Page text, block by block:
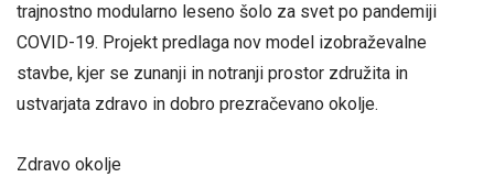
trajnostno modularno leseno šolo za svet po pandemiji
COVID-19. Projekt predlaga nov model izobraževalne
stavbe, kjer se zunanji in notranji prostor združita in
ustvarjata zdravo in dobro prezračevano okolje.
Zdravo okolje